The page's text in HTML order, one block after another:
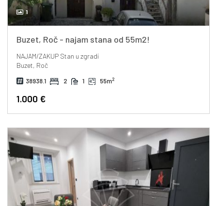
1
Buzet, Roč - najam stana od 55m2!
NAJAM/ZAKUPStan u zgradi
Buzet, Roč
38938.1 2 1 55m2
1.000 €